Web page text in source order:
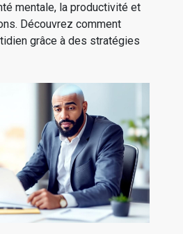
mentale, la productivité et
Découvrez comment
grâce à des stratégies